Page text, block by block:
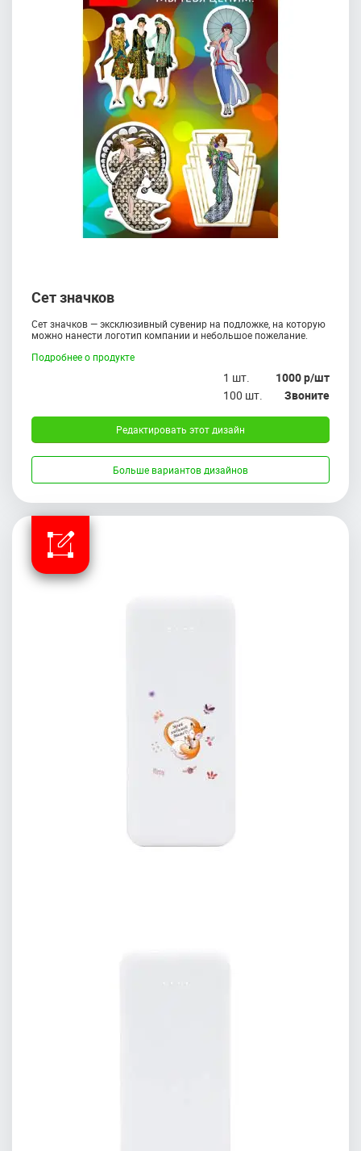
Сет значков
Сет значков — эксклюзивный сувенир на подложке, на которую
можно нанести логотип компании и небольшое пожелание.
Подробнее о продукте
1 шт.
1000 р/шт
100 шт.
Звоните
Редактировать этот дизайн
Больше вариантов дизайнов